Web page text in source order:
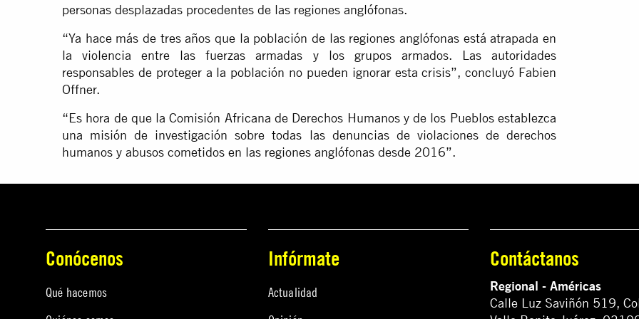
personas desplazadas procedentes de las regiones anglófonas.
“Ya hace más de tres años que la población de las regiones anglófonas está atrapada en
la violencia entre las fuerzas armadas y los grupos armados. Las autoridades
responsables de proteger a la población no pueden ignorar esta crisis”, concluyó Fabien
Offner.
“Es hora de que la Comisión Africana de Derechos Humanos y de los Pueblos establezca
una misión de investigación sobre todas las denuncias de violaciones de derechos
humanos y abusos cometidos en las regiones anglófonas desde 2016”.
Conócenos
Qué hacemos
Infórmate
Actualidad
Contáctanos
Regional - Américas
Calle Luz Saviñón 519,